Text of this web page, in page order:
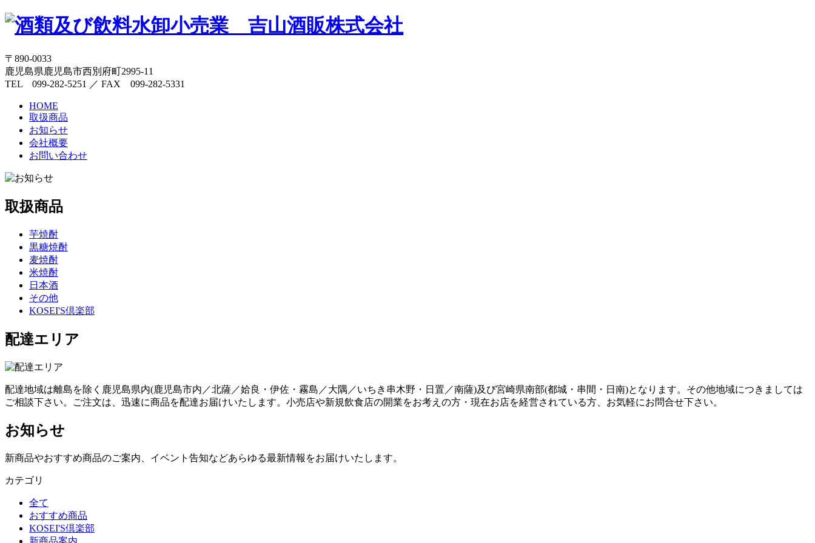
〒890-0033
鹿児島県鹿児島市西別府町2995-11
TEL 099-282-5251 ／ FAX 099-282-5331
HOME
取扱商品
お知らせ
会社概要
お問い合わせ
取扱商品
芋焼酎
黒糖焼酎
麦焼酎
米焼酎
日本酒
その他
KOSEI'S倶楽部
配達エリア
配達地域は離島を除く鹿児島県内(鹿児島市内／北薩／姶良・伊佐・霧島／大隅／いちき串木野・日置／南薩)及び宮崎県南部(都城・串間・日南)となります。その他地域につきましては
ご相談下さい。ご注文は、迅速に商品を配達お届けいたします。小売店や新規飲食店の開業をお考えの方・現在お店を経営されている方、お気軽にお問合せ下さい。
お知らせ
新商品やおすすめ商品のご案内、イベント告知などあらゆる最新情報をお届けいたします。
カテゴリ
全て
おすすめ商品
KOSEI'S倶楽部